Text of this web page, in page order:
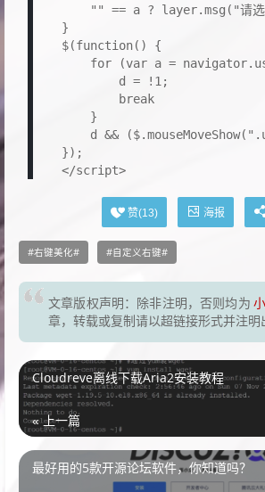
"" == a ? layer.msg("请选择需
}
$(function() {
for (var a =
d = !1;
break
}
d &&
});
</script>
赞(13) 海报
右键美化 自定义右键
文章版权声明：除非注明，否则均为
章，转载或复制请以超链接形式并注明
Cloudreve离线下载Aria2安装教程
« 上一篇
最好用的5款开源论坛软件，你知道吗？